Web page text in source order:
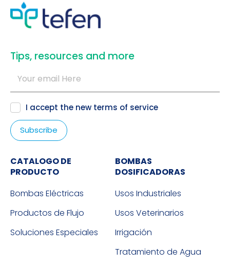
​Tips, resources and more
I accept the new terms of service
CATALOGO DE
PRODUCTO
Bombas Eléctricas
Productos de Flujo
Soluciones Especiales
BOMBAS
DOSIFICADORAS
Usos Industriales
Usos Veterinarios
Irrigación
Tratamiento de Agua